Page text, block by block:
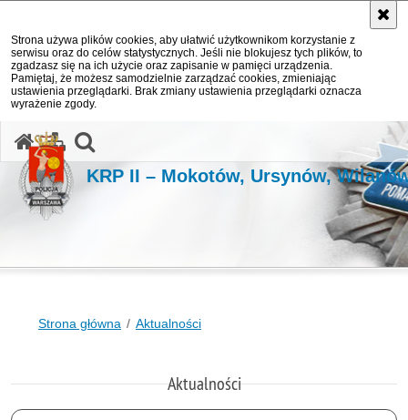
Strona używa plików cookies, aby ułatwić użytkownikom korzystanie z
serwisu oraz do celów statystycznych. Jeśli nie blokujesz tych plików, to
zgadzasz się na ich użycie oraz zapisanie w pamięci urządzenia.
Pamiętaj, że możesz samodzielnie zarządzać cookies, zmieniając
ustawienia przeglądarki. Brak zmiany ustawienia przeglądarki oznacza
wyrażenie zgody.
KRP II – Mokotów, Ursynów,
Strona główna Aktualności
Aktualności